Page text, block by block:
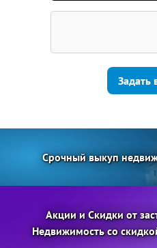
Задать
Срочный выкуп
Акции и Скидки от
Недвижимость со